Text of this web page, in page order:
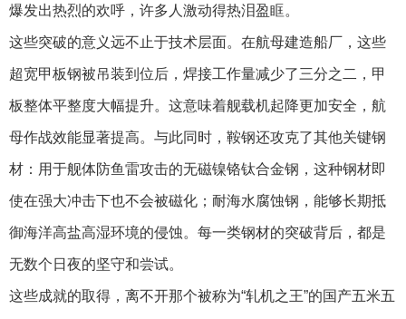
爆发出热烈的欢呼，许多人激动得热泪盈眶。
这些突破的意义远不止于技术层面。在航母建造船厂，这些
超宽甲板钢被吊装到位后，焊接工作量减少了三分之二，甲
板整体平整度大幅提升。这意味着舰载机起降更加安全，航
母作战效能显著提高。与此同时，鞍钢还攻克了其他关键钢
材：用于舰体防鱼雷攻击的无磁镍铬钛合金钢，这种钢材即
使在强大冲击下也不会被磁化；耐海水腐蚀钢，能够长期抵
御海洋高盐高湿环境的侵蚀。每一类钢材的突破背后，都是
无数个日夜的坚守和尝试。
这些成就的取得，离不开那个被称为“轧机之王”的国产五米五